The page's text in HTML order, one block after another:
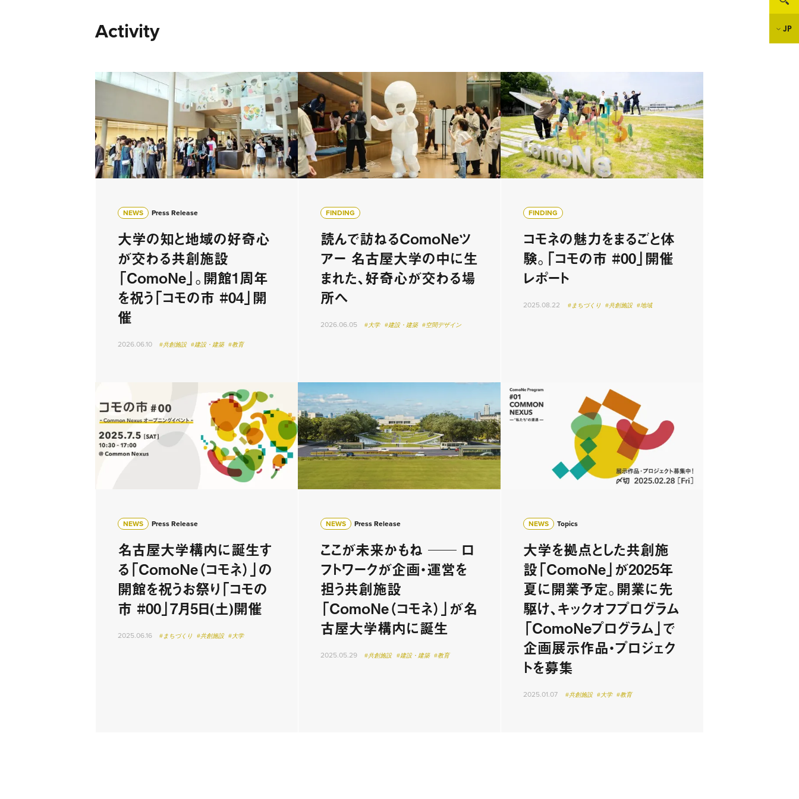
JP
Activity
NEWS Press Release
大学の知と地域の好奇心
が交わる共創施設
「ComoNe」。開館1周年
を祝う「コモの市 #04」開
催
2026.06.10 #共創施設 #建設・建築 #教育
FINDING
読んで訪ねるComoNeツ
アー 名古屋大学の中に生
まれた、好奇心が交わる場
所へ
2026.06.05 #大学 #建設・建築 #空間デザイン
FINDING
コモネの魅力をまるごと体
験。「コモの市 #00」開催
レポート
2025.08.22 #まちづくり #共創施設 #地域
NEWS Press Release
名古屋大学構内に誕生す
る「ComoNe（コモネ）」の
開館を祝うお祭り「コモの
市 #00」7月5日(土)開催
2025.06.16 #まちづくり #共創施設 #大学
NEWS Press Release
ここが未来かもね ── ロ
フトワークが企画・運営を
担う共創施設
「ComoNe（コモネ）」が名
古屋大学構内に誕生
2025.05.29 #共創施設 #建設・建築 #教育
NEWS Topics
大学を拠点とした共創施
設「ComoNe」が2025年
夏に開業予定。開業に先
駆け、キックオフプログラム
「ComoNeプログラム」で
企画展示作品・プロジェク
トを募集
2025.01.07 #共創施設 #大学 #教育